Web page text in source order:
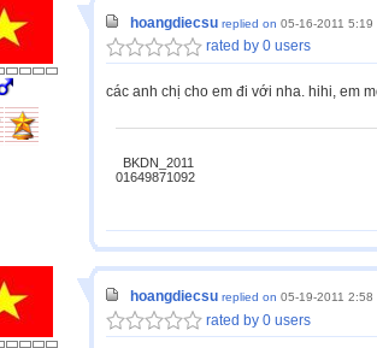
hoangdiecsu replied on 05-16-2011 5:19
rated by 0 users
các anh chị cho em đi với nha. hihi, em
BKDN_2011
01649871092
hoangdiecsu replied on 05-19-2011 2:58
rated by 0 users